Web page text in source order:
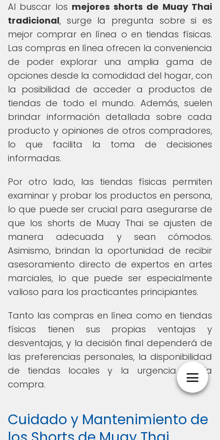
Al buscar los mejores shorts de Muay Thai
tradicional, surge la pregunta sobre si es
mejor comprar en línea o en tiendas físicas.
Las compras en línea ofrecen la conveniencia
de poder explorar una amplia gama de
opciones desde la comodidad del hogar, con
la posibilidad de acceder a productos de
tiendas de todo el mundo. Además, suelen
brindar información detallada sobre cada
producto y opiniones de otros compradores,
lo que facilita la toma de decisiones
informadas.
Por otro lado, las tiendas físicas permiten
examinar y probar los productos en persona,
lo que puede ser crucial para asegurarse de
que los shorts de Muay Thai se ajusten de
manera adecuada y sean cómodos.
Asimismo, brindan la oportunidad de recibir
asesoramiento directo de expertos en artes
marciales, lo que puede ser especialmente
valioso para los practicantes principiantes.
Tanto las compras en línea como en tiendas
físicas tienen sus propias ventajas y
desventajas, y la decisión final dependerá de
las preferencias personales, la disponibilidad
de tiendas locales y la urgencia de la
compra.
Cuidado y Mantenimiento de